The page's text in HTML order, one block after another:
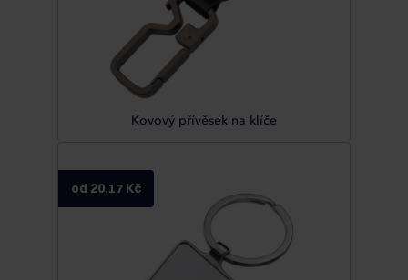
Kovový přívěsek na klíče
od 20,17 Kč